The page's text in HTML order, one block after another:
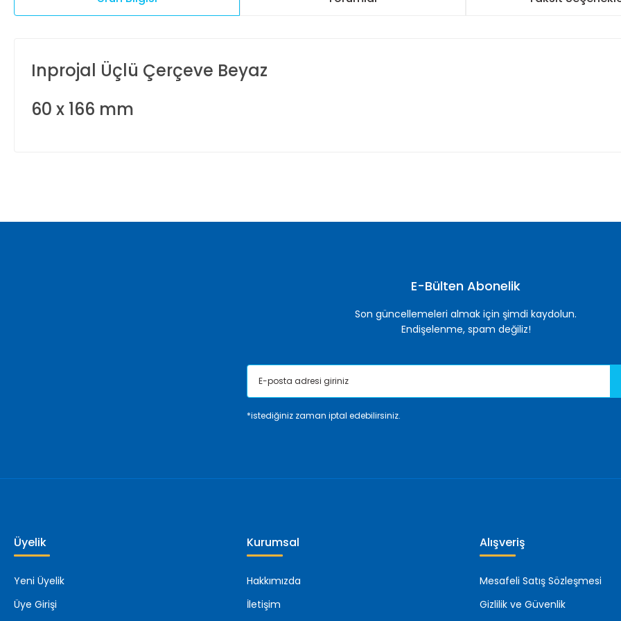
Inprojal Üçlü Çerçeve Beyaz
60 x 166 mm
E-Bülten Abonelik
Son güncellemeleri almak için şimdi kaydolun.
Endişelenme, spam değiliz!
*istediğiniz zaman iptal edebilirsiniz.
Üyelik
Yeni Üyelik
Üye Girişi
Kurumsal
Hakkımızda
İletişim
Alışveriş
Mesafeli Satış Sözleşmesi
Gizlilik ve Güvenlik